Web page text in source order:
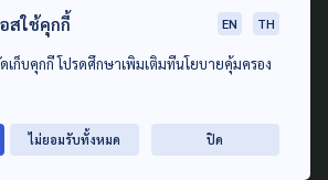
ะจายเสียงและแพร่ภาพสาธารณะแห่ง
ประเทศไทย
สใช้คุกกี้ EN TH
ดเก็บคุกกี้ โปรดศึกษาเพิ่มเติมที่นโยบายคุ้มครอง
ไม่ยอมรับทั้งหมด ปิด